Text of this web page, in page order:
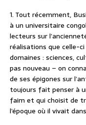
1. Tout récemment,
à un universitaire
lecteurs sur
réalisations que celle-
domaines : sciences,
pas nouveau – on
de ses épigones sur
toujours fait penser à
faim et qui choisit de
l’époque où il vivait